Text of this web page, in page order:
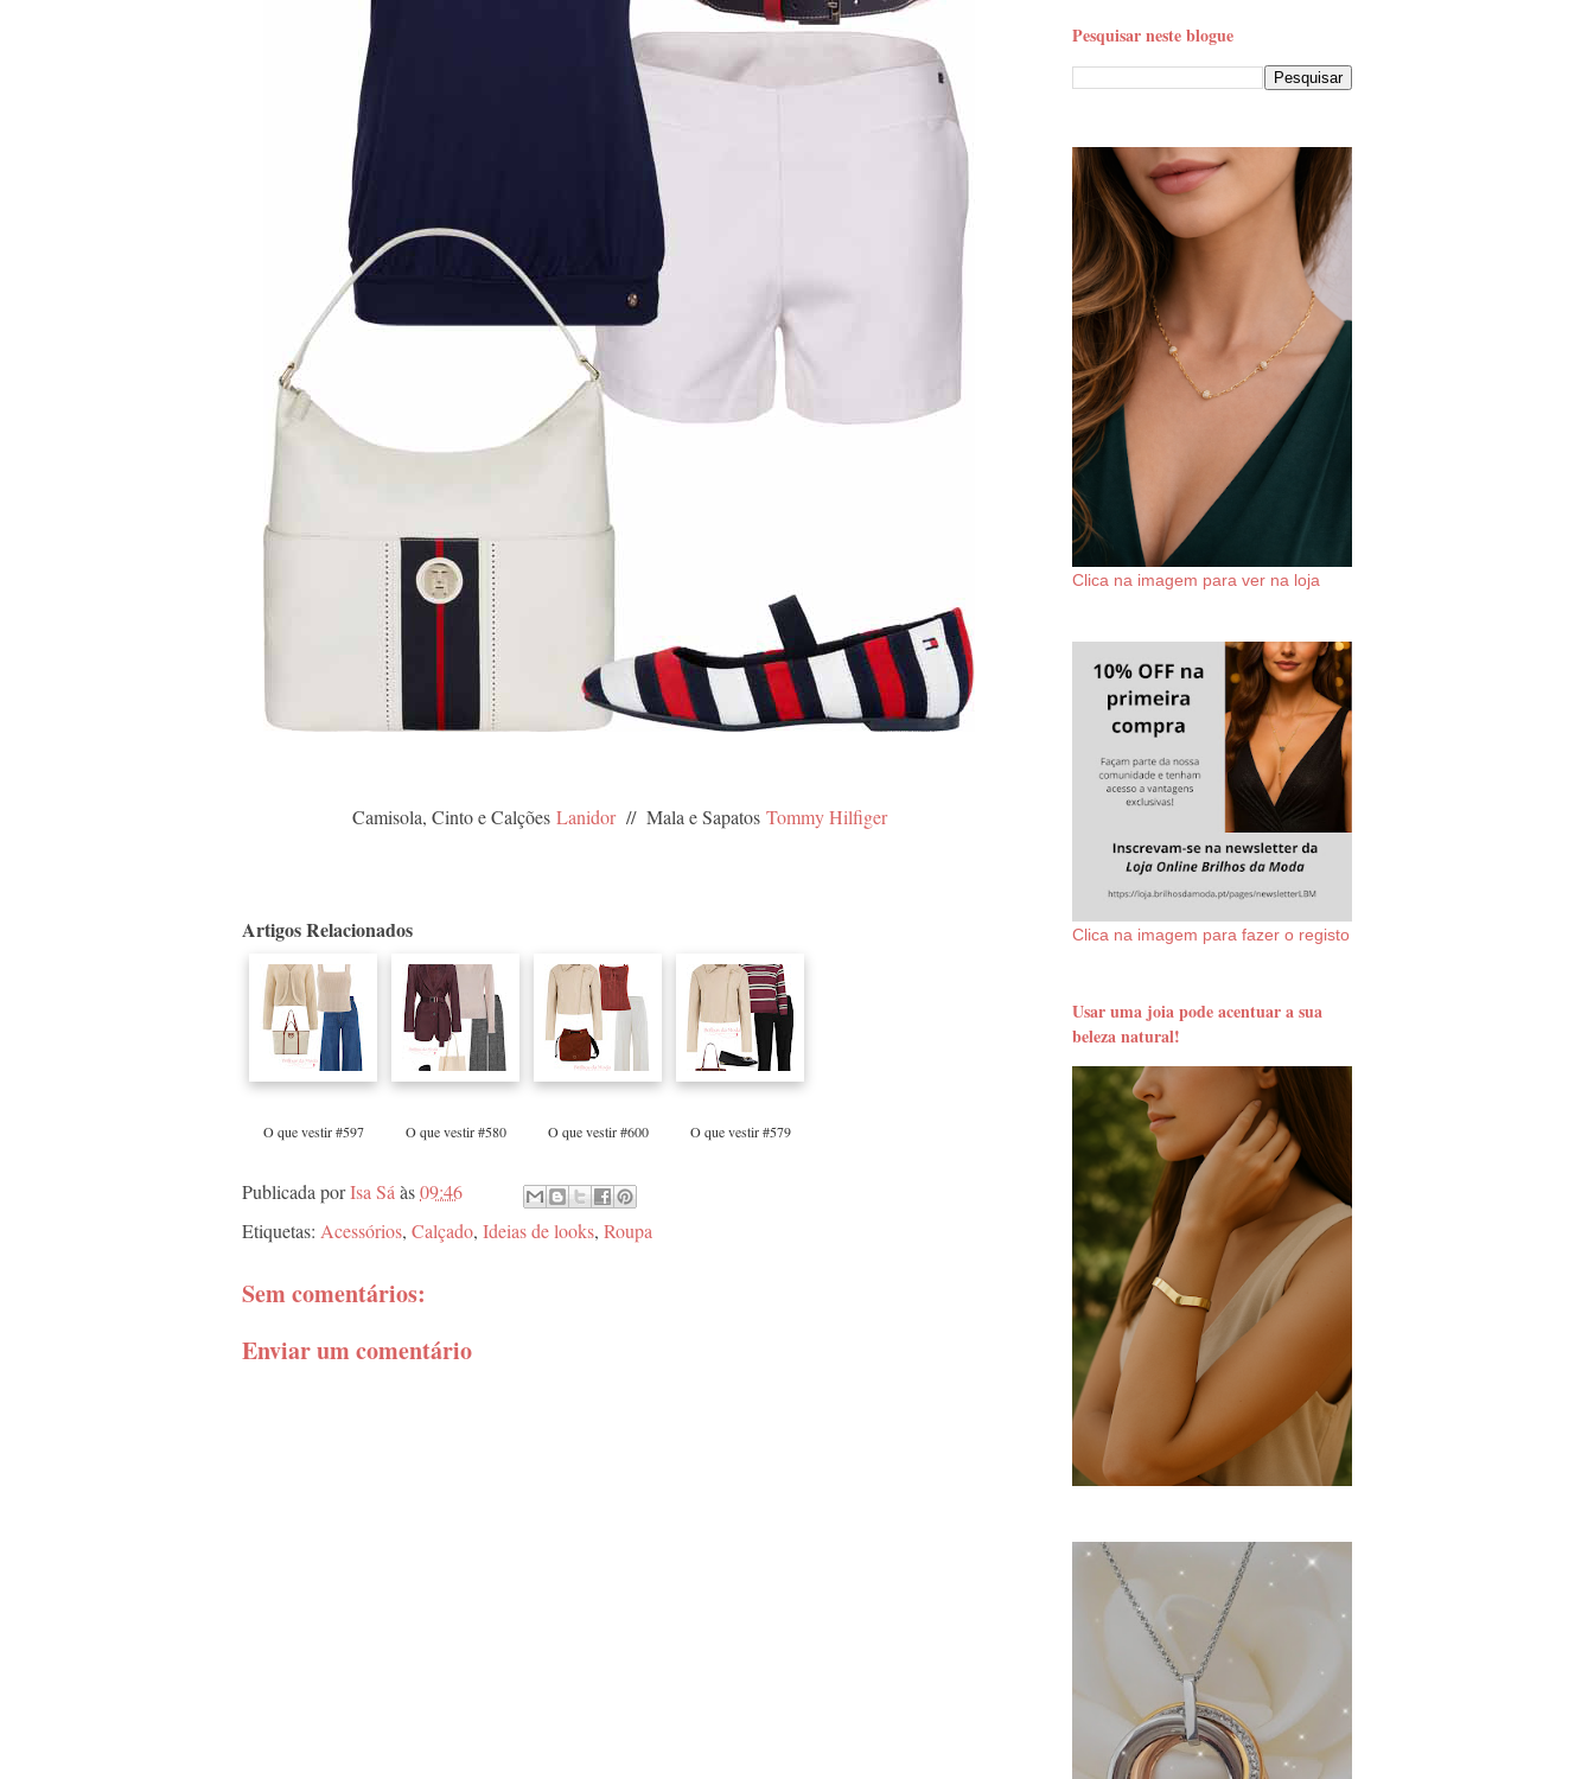
Camisola, Cinto e Calções Lanidor// Mala e Sapatos Tommy Hilfiger
Artigos Relacionados
O que vestir #597 O que vestir #580 O que vestir #600 O que vestir #579
Publicada porIsa Sá às09:46
Etiquetas: Acessórios, Calçado, Ideias de looks, Roupa
Sem comentários:
Enviar um comentário
Pesquisar neste blogue
Clica na imagem para ver na loja
Clica na imagem para fazer o registo
Usar uma joia pode acentuar a sua
beleza natural!